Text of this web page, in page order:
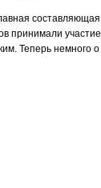
принимали
Теперь немного